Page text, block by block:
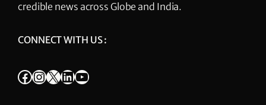
credible news across Globe and India.
CONNECT WITH US :
Facebook InstagramX LinkedIn YouTube